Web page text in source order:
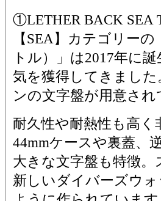
①LETHER BACK SEA
【SEA】カテゴリー
トル）」は2017年に
気を獲得してきまし
ンの文字盤が用意され
耐久性や耐熱性も高
44mmケースや裏蓋、
大きな文字盤も特徴
新しいダイバーズウ